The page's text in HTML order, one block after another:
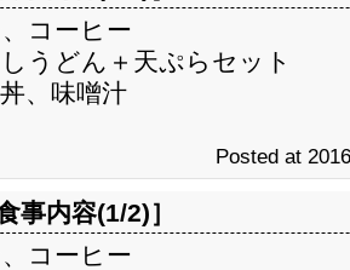
コーヒー
うどん＋天ぷらセット
、味噌汁
Posted at
事内容(1/2)］
コーヒー